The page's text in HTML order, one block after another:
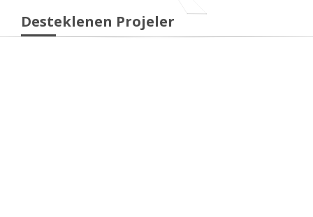
Desteklenen Projeler